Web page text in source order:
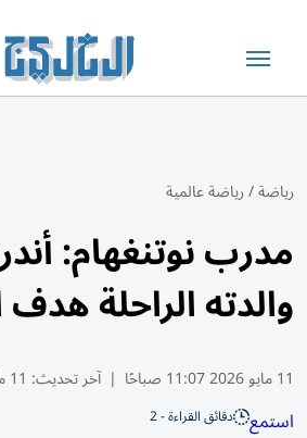
رياضة/رياضة عالمية
مدرب نوتنغهام:
والدته الراحلة هدف
11 مايو 2026 11:07 صباحًا | آخر تحديث: 11 مايو 12:35 2026
استمع دقائق القراءة - 2